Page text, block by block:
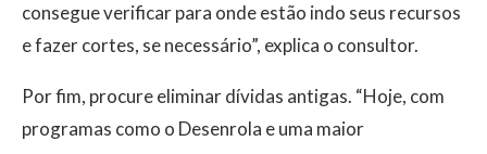
consegue verificar para onde estão indo seus recursos
e fazer cortes, se necessário”, explica o consultor.
Por fim, procure eliminar dívidas antigas. “Hoje, com
programas como o Desenrola e uma maior